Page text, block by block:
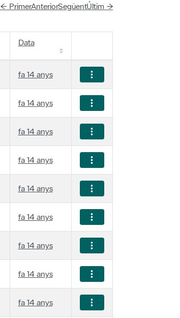
← PrimerAnteriorSegüentÚltim →
Data
fa 14 anys
fa 14 anys
fa 14 anys
fa 14 anys
fa 14 anys
fa 14 anys
fa 14 anys
fa 14 anys
fa 14 anys